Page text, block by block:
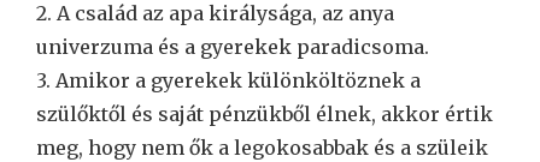
2. A család az apa királysága, az anya
univerzuma és a gyerekek paradicsoma.
3. Amikor a gyerekek különköltöznek a
szülőktől és saját pénzükből élnek, akkor értik
meg, hogy nem ők a legokosabbak és a szüleik